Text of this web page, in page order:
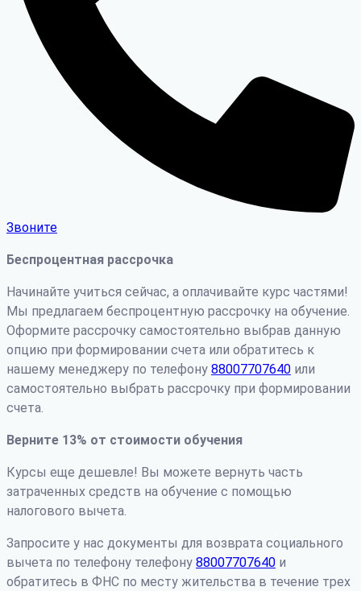
Звоните
Беспроцентная рассрочка
Начинайте учиться сейчас, а оплачивайте курс частями!
Мы предлагаем беспроцентную рассрочку на обучение.
Оформите рассрочку самостоятельно выбрав данную
опцию при формировании счета или обратитесь к
нашему менеджеру по телефону 88007707640 или
самостоятельно выбрать рассрочку при формировании
счета.
Верните 13% от стоимости обучения
Курсы еще дешевле! Вы можете вернуть часть
затраченных средств на обучение с помощью
налогового вычета.
Запросите у нас документы для возврата социального
вычета по телефону телефону 88007707640 и
обратитесь в ФНС по месту жительства в течение трех